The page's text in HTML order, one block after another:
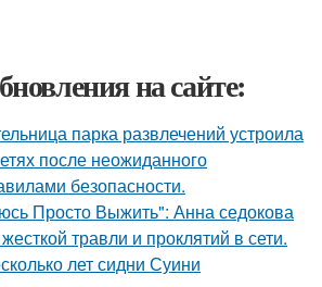
на сайте:
парка развлечений устроила
после неожиданного
безопасности.
Просто Выжить": Анна седокова
травли и проклятий в сети.
лет сидни Суини